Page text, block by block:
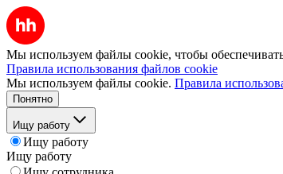
Мы используем файлы cookie, чтобы
Правила использования файлов cookie
Мы используем файлы cookie. Правила
Понятно
Ищу работу
Ищу работу
Ищу работу